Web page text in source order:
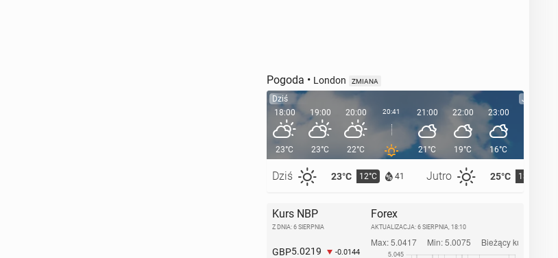
Pogoda • London ZMIANA
Dziś
18:00
23°C
Dziś 23°C 12°C 41 Jutro 25°C 13°C
19:00
23°C
20:00
22°C
20:41 21:00
21°C
22:00
19°C
23:00
16°C
Jutro
Kurs NBP
Z DNIA: 6 SIERPNIA
GBP5.0219 -0.0144
Forex
AKTUALIZACJA: 6 SIERPNIA, 18:10